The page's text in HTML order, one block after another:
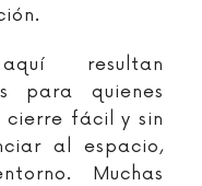
resultan
para quienes
cierre fácil y sin
al espacio,
Muchas